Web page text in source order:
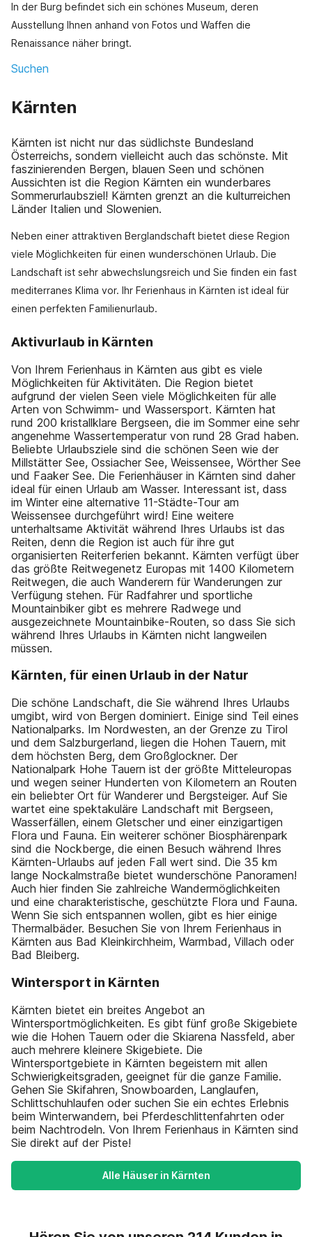
In der Burg befindet sich ein schönes Museum, deren
Ausstellung Ihnen anhand von Fotos und Waffen die
Renaissance näher bringt.
Suchen
Kärnten
Kärnten ist nicht nur das südlichste Bundesland
Österreichs, sondern vielleicht auch das schönste. Mit
faszinierenden Bergen, blauen Seen und schönen
Aussichten ist die Region Kärnten ein wunderbares
Sommerurlaubsziel! Kärnten grenzt an die kulturreichen
Länder Italien und Slowenien.
Neben einer attraktiven Berglandschaft bietet diese Region
viele Möglichkeiten für einen wunderschönen Urlaub. Die
Landschaft ist sehr abwechslungsreich und Sie finden ein fast
mediterranes Klima vor. Ihr Ferienhaus in Kärnten ist ideal für
einen perfekten Familienurlaub.
Aktivurlaub in Kärnten
Von Ihrem Ferienhaus in Kärnten aus gibt es viele
Möglichkeiten für Aktivitäten. Die Region bietet
aufgrund der vielen Seen viele Möglichkeiten für alle
Arten von Schwimm- und Wassersport. Kärnten hat
rund 200 kristallklare Bergseen, die im Sommer eine sehr
angenehme Wassertemperatur von rund 28 Grad haben.
Beliebte Urlaubsziele sind die schönen Seen wie der
Millstätter See, Ossiacher See, Weissensee, Wörther See
und Faaker See. Die Ferienhäuser in Kärnten sind daher
ideal für einen Urlaub am Wasser. Interessant ist, dass
im Winter eine alternative 11-Städte-Tour am
Weissensee durchgeführt wird! Eine weitere
unterhaltsame Aktivität während Ihres Urlaubs ist das
Reiten, denn die Region ist auch für ihre gut
organisierten Reiterferien bekannt. Kärnten verfügt über
das größte Reitwegenetz Europas mit 1400 Kilometern
Reitwegen, die auch Wanderern für Wanderungen zur
Verfügung stehen. Für Radfahrer und sportliche
Mountainbiker gibt es mehrere Radwege und
ausgezeichnete Mountainbike-Routen, so dass Sie sich
während Ihres Urlaubs in Kärnten nicht langweilen
müssen.
Kärnten, für einen Urlaub in der Natur
Die schöne Landschaft, die Sie während Ihres Urlaubs
umgibt, wird von Bergen dominiert. Einige sind Teil eines
Nationalparks. Im Nordwesten, an der Grenze zu Tirol
und dem Salzburgerland, liegen die Hohen Tauern, mit
dem höchsten Berg, dem Großglockner. Der
Nationalpark Hohe Tauern ist der größte Mitteleuropas
und wegen seiner Hunderten von Kilometern an Routen
ein beliebter Ort für Wanderer und Bergsteiger. Auf Sie
wartet eine spektakuläre Landschaft mit Bergseen,
Wasserfällen, einem Gletscher und einer einzigartigen
Flora und Fauna. Ein weiterer schöner Biosphärenpark
sind die Nockberge, die einen Besuch während Ihres
Kärnten-Urlaubs auf jeden Fall wert sind. Die 35 km
lange Nockalmstraße bietet wunderschöne Panoramen!
Auch hier finden Sie zahlreiche Wandermöglichkeiten
und eine charakteristische, geschützte Flora und Fauna.
Wenn Sie sich entspannen wollen, gibt es hier einige
Thermalbäder. Besuchen Sie von Ihrem Ferienhaus in
Kärnten aus Bad Kleinkirchheim, Warmbad, Villach oder
Bad Bleiberg.
Wintersport in Kärnten
Kärnten bietet ein breites Angebot an
Wintersportmöglichkeiten. Es gibt fünf große Skigebiete
wie die Hohen Tauern oder die Skiarena Nassfeld, aber
auch mehrere kleinere Skigebiete. Die
Wintersportgebiete in Kärnten begeistern mit allen
Schwierigkeitsgraden, geeignet für die ganze Familie.
Gehen Sie Skifahren, Snowboarden, Langlaufen,
Schlittschuhlaufen oder suchen Sie ein echtes Erlebnis
beim Winterwandern, bei Pferdeschlittenfahrten oder
beim Nachtrodeln. Von Ihrem Ferienhaus in Kärnten sind
Sie direkt auf der Piste!
Alle Häuser in Kärnten